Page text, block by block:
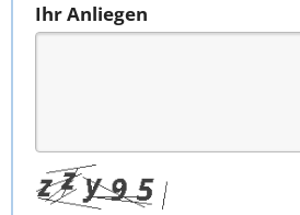
Ihr Anliegen